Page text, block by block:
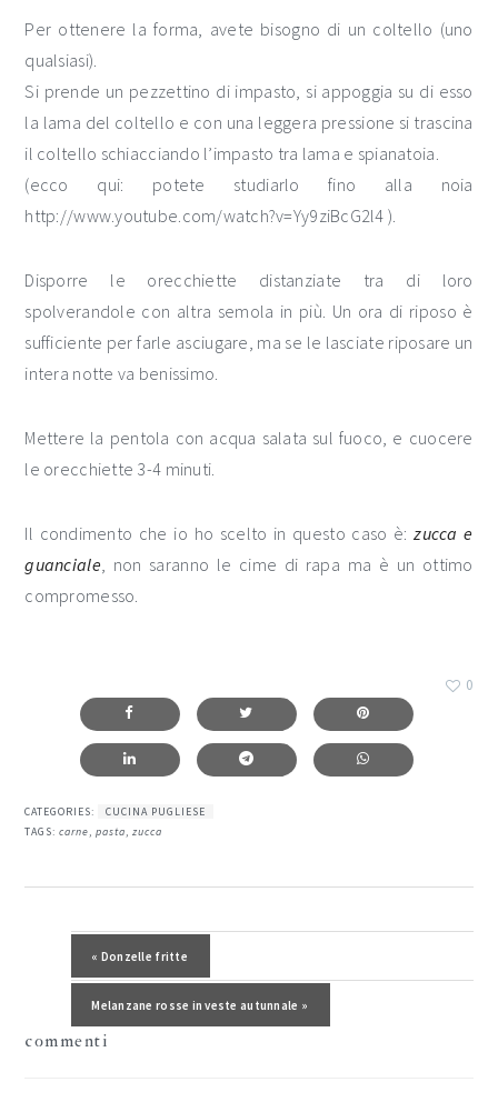
Per ottenere la forma, avete bisogno di un coltello (uno
qualsiasi).
Si prende un pezzettino di impasto, si appoggia su di esso
la lama del coltello e con una leggera pressione si trascina
il coltello schiacciando l’impasto tra lama e spianatoia.
(ecco qui: potete studiarlo fino alla noia
http://www.youtube.com/watch?v=Yy9ziBcG2l4 ).
Disporre le orecchiette distanziate tra di loro
spolverandole con altra semola in più. Un ora di riposo è
sufficiente per farle asciugare, ma se le lasciate riposare un
intera notte va benissimo.
Mettere la pentola con acqua salata sul fuoco, e cuocere
le orecchiette 3-4 minuti.
Il condimento che io ho scelto in questo caso è: zucca e
guanciale, non saranno le cime di rapa ma è un ottimo
compromesso.
0
CATEGORIES:
CUCINA PUGLIESE
TAGS:carne,pasta,zucca
Post precedente:
« Donzelle fritte
Post successivo:
Melanzane rosse in veste autunnale »
lettore
commenti